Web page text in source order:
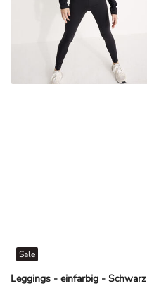
Leggings - einfarbig - Schwarz
Sale